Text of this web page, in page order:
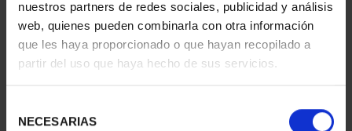
nuestros partners de redes sociales, publicidad y análisis
web, quienes pueden combinarla con otra información
que les haya proporcionado o que hayan recopilado a
partir del uso que haya hecho de sus servicios.
NECESARIAS
275 ANIVERSARIO DE
COMETA
275 ANIVERSARIO DE
153,00 €